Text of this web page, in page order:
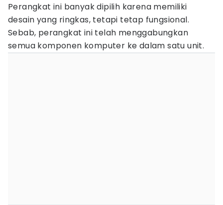
Perangkat ini banyak dipilih karena memiliki
desain yang ringkas, tetapi tetap fungsional.
Sebab, perangkat ini telah menggabungkan
semua komponen komputer ke dalam satu unit.